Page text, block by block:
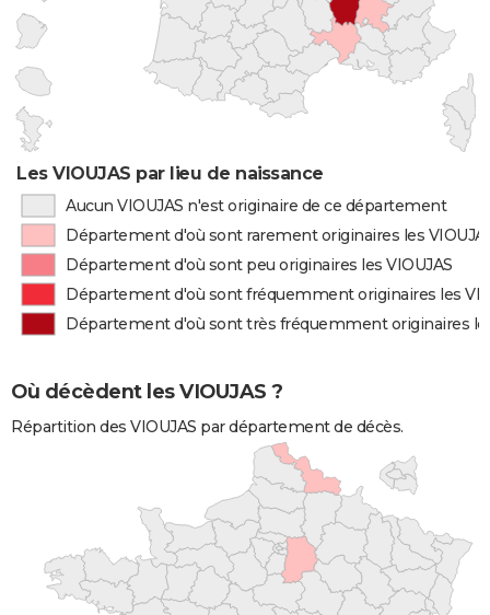
Les VIOUJAS par lieu de naissance
Aucun VIOUJAS n'est originaire de ce département
Département d'où sont rarement originaires les
Département d'où sont peu originaires les VIOUJAS
Département d'où sont fréquemment originaires les
Département d'où sont très fréquemment originaires
Où décèdent les VIOUJAS ?
Répartition des VIOUJAS par département de décès.